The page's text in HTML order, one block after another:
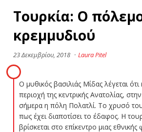
Τουρκία: Ο
κρεμμυδιού
23 Δεκεμβρίου, 2018 · Laura Pitel
Ο μυθικός βασιλιάς Μίδας λέγεται
περιοχή της κεντρικής Ανατολίας,
σήμερα η πόλη Πολατλί. Το χρυσό του
πως έχει διαποτίσει το έδαφος. Η
βρίσκεται στο επίκεντρο μιας εθνικής